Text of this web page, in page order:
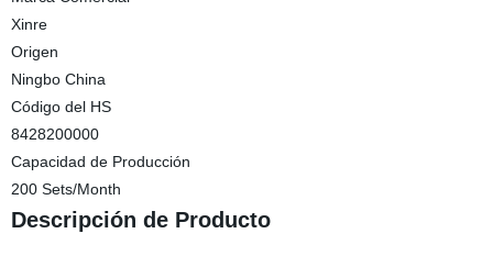
Xinre
Origen
Ningbo China
Código del HS
8428200000
Capacidad de Producción
200 Sets/Month
Descripción de Producto